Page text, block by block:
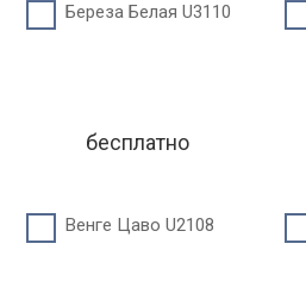
Береза Белая U3110
бесплатно
Венге Цаво U2108